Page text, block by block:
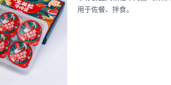
用于佐餐、拌食。